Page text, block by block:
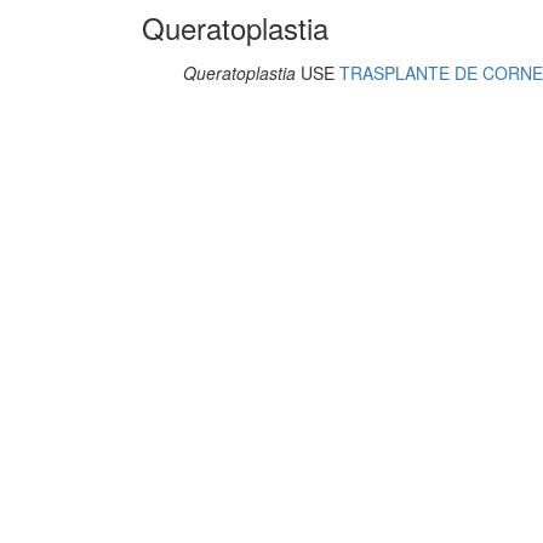
Queratoplastia
Queratoplastia USETRASPLANTE DE